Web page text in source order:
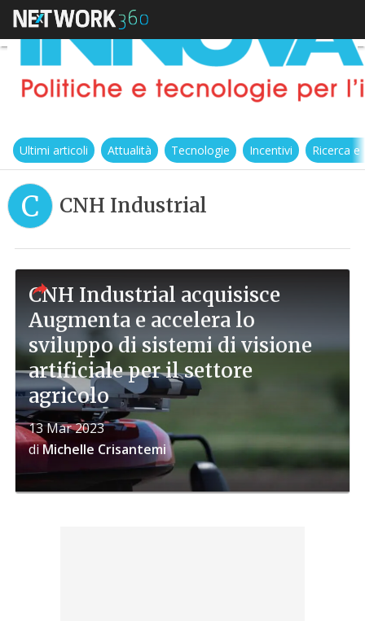
Ultimi articoli Attualità Tecnologie Incentivi Ricerca
C CNH Industrial
CNH Industrial acquisisce
Augmenta e accelera lo
sviluppo di sistemi di visione
artificiale per il settore
agricolo
13 Mar 2023
diMichelle Crisantemi